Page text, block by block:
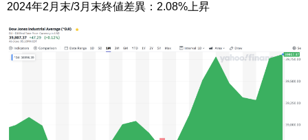
2024年2月末/3月末終値差異：2.08%上昇